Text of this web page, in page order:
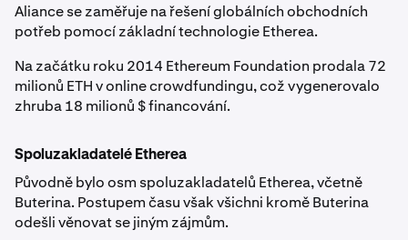
Aliance se zaměřuje na řešení globálních obchodních
potřeb pomocí základní technologie Etherea.
Na začátku roku 2014 Ethereum Foundation prodala 72
milionů ETH v online crowdfundingu, což vygenerovalo
zhruba 18 milionů $ financování.
Spoluzakladatelé Etherea
Původně bylo osm spoluzakladatelů Etherea, včetně
Buterina. Postupem času však všichni kromě Buterina
odešli věnovat se jiným zájmům.